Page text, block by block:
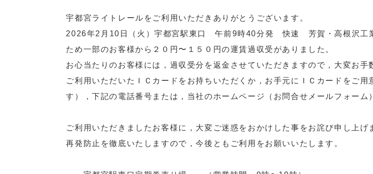
宇都宮ライトレールをご利用いただきありがとうございます。
2026年2月10日（火）宇都宮駅東口 午前9時40分発 快速 芳賀・高根沢工
ため一部のお客様から２０円〜１５０円の運賃過収受がありました。
お心当たりのお客様には，過収受分を返金させていただきますので，大変お
ご利用いただいたＩＣカードをお持ちいただくか，お手元にＩＣカードをご
す），下記の電話番号または，当社のホームページ（お問合せメールフォーム
ご利用いただきましたお客様に，大変ご迷惑をおかけした事をお詫び申し上げ
再発防止を徹底いたしますので，今後ともご利用をお願いいたします。